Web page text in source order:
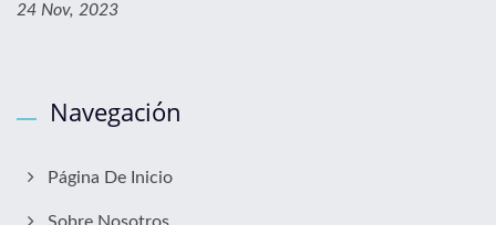
24 Nov, 2023
Navegación
Página De Inicio